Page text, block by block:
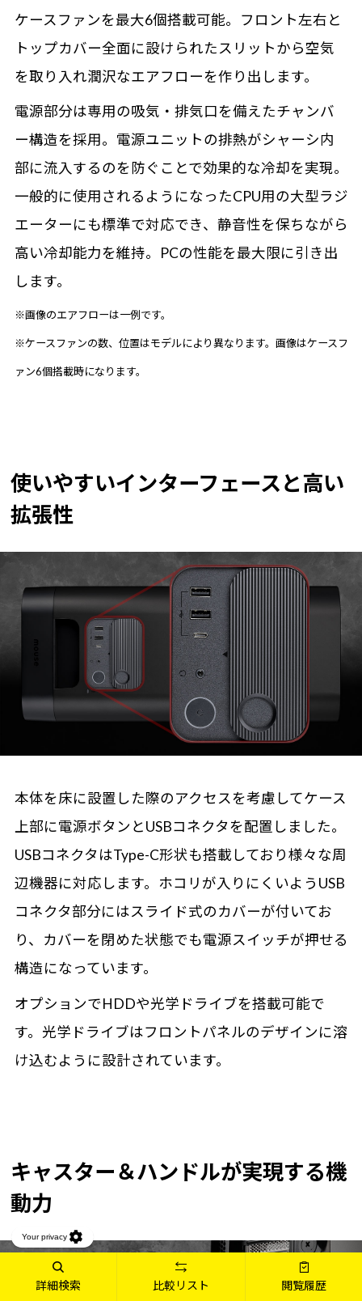
ケースファンを最大6個搭載可能。フロント左右と
トップカバー全面に設けられたスリットから空気
を取り入れ潤沢なエアフローを作り出します。
電源部分は専用の吸気・排気口を備えたチャンバ
ー構造を採用。電源ユニットの排熱がシャーシ内
部に流入するのを防ぐことで効果的な冷却を実現。
一般的に使用されるようになったCPU用の大型ラジ
エーターにも標準で対応でき、静音性を保ちながら
高い冷却能力を維持。PCの性能を最大限に引き出
します。
※画像のエアフローは一例です。
※ケースファンの数、位置はモデルにより異なります。画像はケースフ
ァン6個搭載時になります。
使いやすいインターフェースと高い
拡張性
本体を床に設置した際のアクセスを考慮してケース
上部に電源ボタンとUSBコネクタを配置しました。
USBコネクタはType-C形状も搭載しており様々な周
辺機器に対応します。ホコリが入りにくいようUSB
コネクタ部分にはスライド式のカバーが付いてお
り、カバーを閉めた状態でも電源スイッチが押せる
構造になっています。
オプションでHDDや光学ドライブを搭載可能で
す。光学ドライブはフロントパネルのデザインに溶
け込むように設計されています。
キャスター＆ハンドルが実現する機
動力
詳細検索 比較リスト 閲覧履歴